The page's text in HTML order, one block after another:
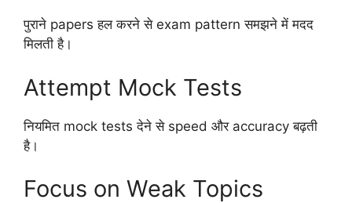
पुराने papers हल करने से exam pattern समझने में मदद
मिलती है।
Attempt Mock Tests
नियमित mock tests देने से speed और accuracy बढ़ती
है।
Focus on Weak Topics